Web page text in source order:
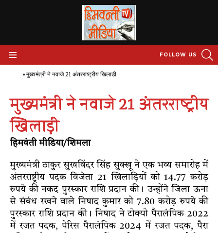
FOLLOW US
» मुख्यमंत्री ने नवाजे 21 अंतरराष्ट्रीय खिलाड़ी
मुख्यमंत्री ने नवाजे 21 अंतरराष्ट्रीय
खिलाड़ी
हिमवंती मीडिया/शिमला
मुख्यमंत्री ठाकुर सुखविंदर सिंह सुक्खू ने एक भव्य समारोह में
अंतरराष्ट्रीय पदक विजेता 21 खिलाड़ियों को 14.77 करोड़
रुपये की नकद पुरस्कार राशि प्रदान की। उन्होंने जिला ऊना
से संबंध रखने वाले निषाद कुमार को 7.80 करोड़ रुपये की
पुरस्कार राशि प्रदान की। निषाद ने टोक्यो पैरालंपिक 2022
में रजत पदक, पेरिस पैरालंपिक 2024 में रजत पदक, पैरा